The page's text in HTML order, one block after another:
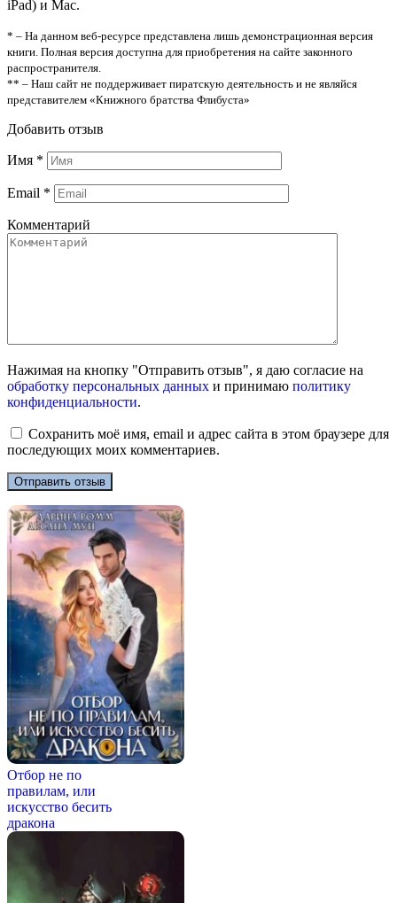
iPad) и Mac.
* – На данном веб-ресурсе представлена лишь демонстрационная версия
книги. Полная версия доступна для приобретения на сайте законного
распространителя.
** – Наш сайт не поддерживает пиратскую деятельность и не являйся
представителем «Книжного братства Флибуста»
Добавить отзыв
Имя *
Email *
Комментарий
Нажимая на кнопку "Отправить отзыв", я даю согласие на
обработку персональных данных и принимаю политику
конфиденциальности.
Сохранить моё имя, email и адрес сайта в этом браузере для
последующих моих комментариев.
Отбор не по
правилам, или
искусство бесить
дракона